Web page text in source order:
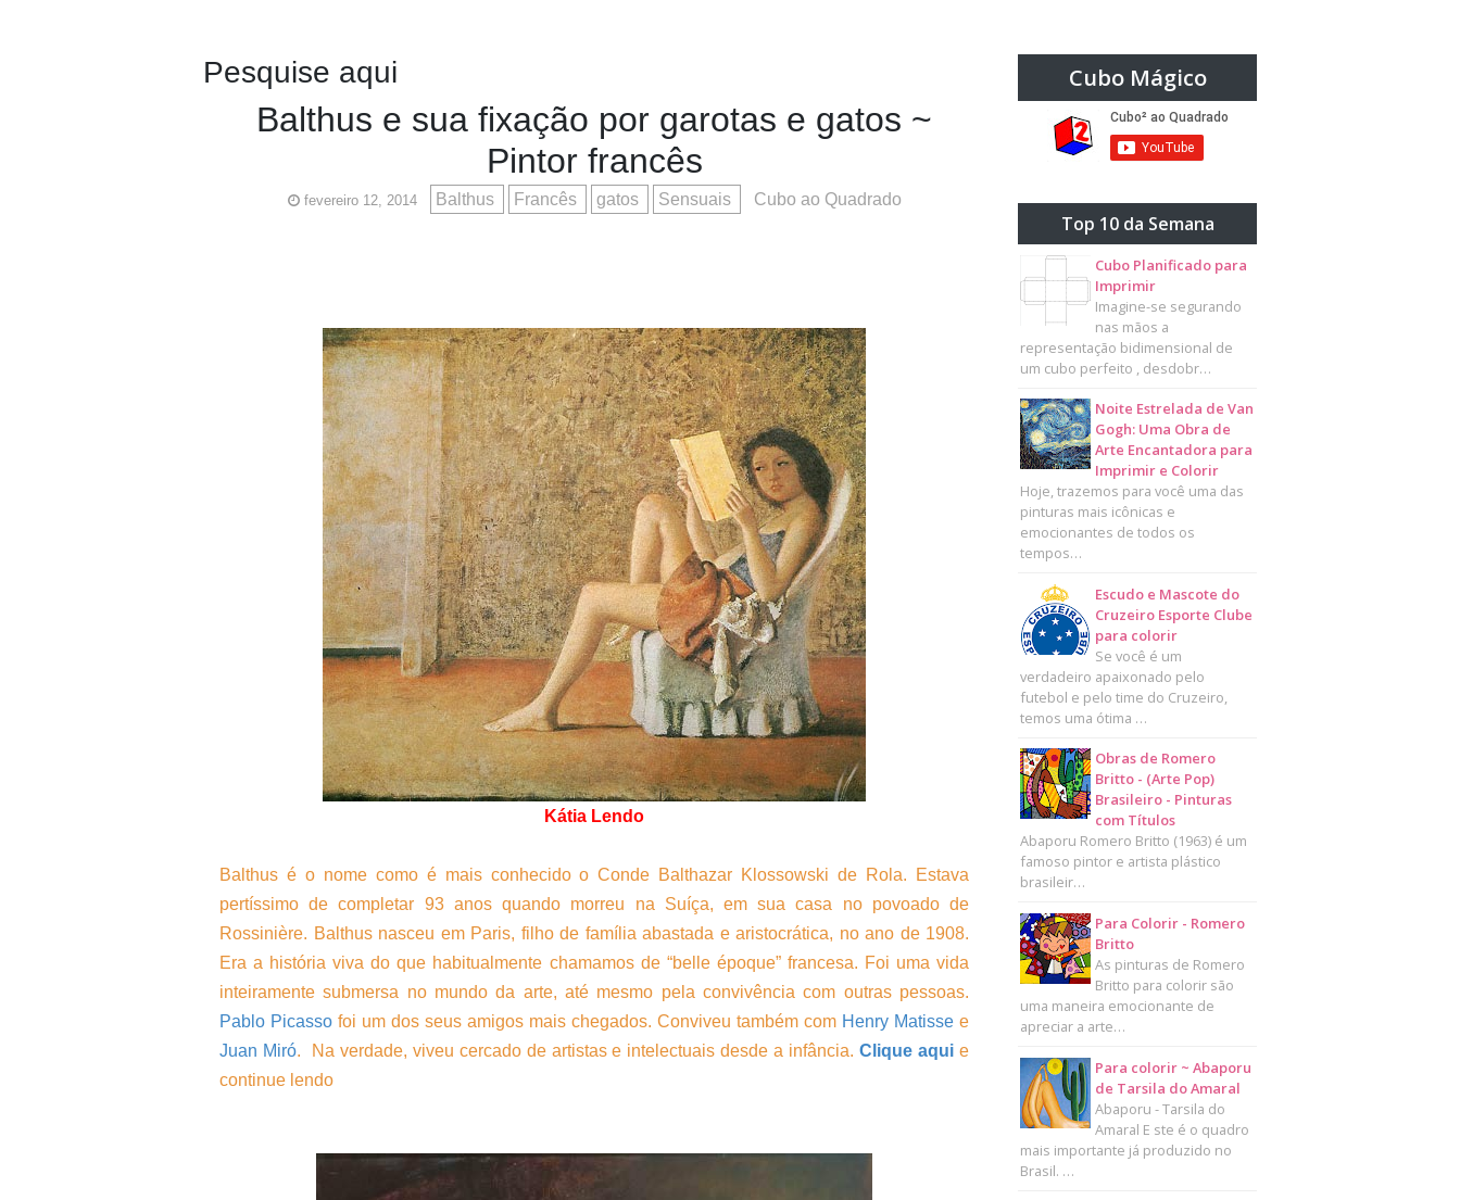
Pesquise aqui
Balthus e sua fixação por garotas e gatos ~
Pintor francês
fevereiro 12, 2014 Balthus Francês gatos Sensuais Cubo ao Quadrado
Kátia Lendo
Balthus é o nome como é mais conhecido o Conde Balthazar Klossowski de Rola. Estava
pertíssimo de completar 93 anos quando morreu na Suíça, em sua casa no povoado de
Rossinière. Balthus nasceu em Paris, filho de família abastada e aristocrática, no ano de 1908.
Era a história viva do que habitualmente chamamos de “belle époque” francesa. Foi uma vida
inteiramente submersa no mundo da arte, até mesmo pela convivência com outras pessoas.
Pablo Picasso foi um dos seus amigos mais chegados. Conviveu também com Henry Matisse e
Juan Miró. Na verdade, viveu cercado de artistas e intelectuais desde a infância.Clique aqui e
continue lendo
Cubo Mágico
Top 10 da Semana
Cubo Planificado para
Imprimir
Imagine-se segurando
nas mãos a
representação bidimensional de
um cubo perfeito , desdobr…
Noite Estrelada de Van
Gogh: Uma Obra de
Arte Encantadora para
Imprimir e Colorir
Hoje, trazemos para você uma das
pinturas mais icônicas e
emocionantes de todos os
tempos…
Escudo e Mascote do
Cruzeiro Esporte Clube
para colorir
Se você é um
verdadeiro apaixonado pelo
futebol e pelo time do Cruzeiro,
temos uma ótima …
Obras de Romero
Britto - (Arte Pop)
Brasileiro - Pinturas
com Títulos
Abaporu Romero Britto (1963) é um
famoso pintor e artista plástico
brasileir…
Para Colorir - Romero
Britto
As pinturas de Romero
Britto para colorir são
uma maneira emocionante de
apreciar a arte…
Para colorir ~ Abaporu
de Tarsila do Amaral
Abaporu - Tarsila do
Amaral E ste é o quadro
mais importante já produzido no
Brasil. …